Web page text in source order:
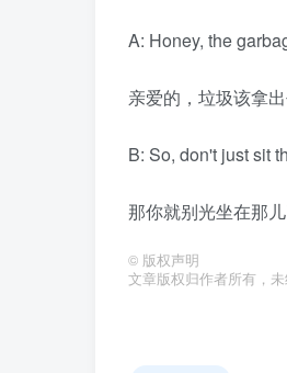
A: Honey, the
亲爱的，垃圾该拿出
B: So, don't just sit
那你就别光坐在那
© 版权声明
文章版权归作者所有，未